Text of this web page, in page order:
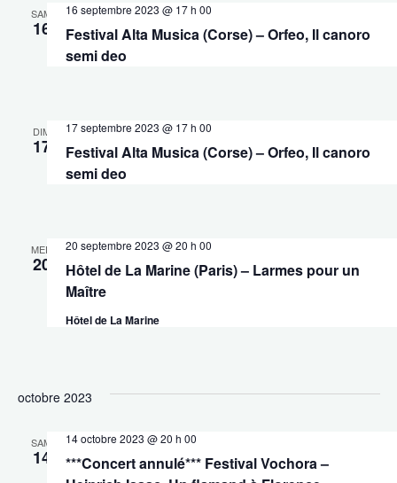
SAM
16
Festival Alta Musica (Corse) – Orfeo, Il canoro
semi deo
16 septembre 2023 @ 17 h 00
DIM
17
Festival Alta Musica (Corse) – Orfeo, Il canoro
semi deo
17 septembre 2023 @ 17 h 00
MER
20
Hôtel de La Marine (Paris) – Larmes pour un
Maître
20 septembre 2023 @ 20 h 00
Hôtel de La Marine
octobre 2023
SAM
14
***Concert annulé*** Festival Vochora –
14 octobre 2023 @ 20 h 00